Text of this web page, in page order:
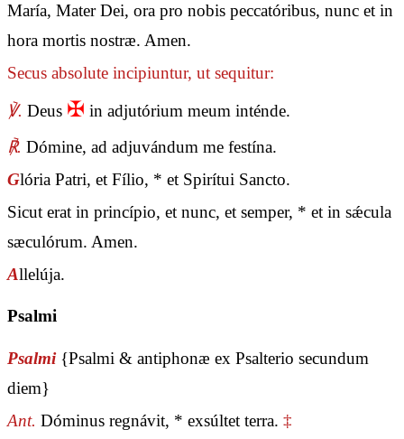
María, Mater Dei, ora pro nobis peccatóribus, nunc et in
hora mortis nostræ. Amen.
Secus absolute incipiuntur, ut sequitur:
℣. Deus ✠ in adjutórium meum inténde.
℟. Dómine, ad adjuvándum me festína.
Glória Patri, et Fílio, * et Spirítui Sancto.
Sicut erat in princípio, et nunc, et semper, * et in sǽcula
sæculórum. Amen.
Allelúja.
Psalmi
Psalmi {Psalmi & antiphonæ ex Psalterio secundum
diem}
Ant. Dóminus regnávit, * exsúltet terra. ‡